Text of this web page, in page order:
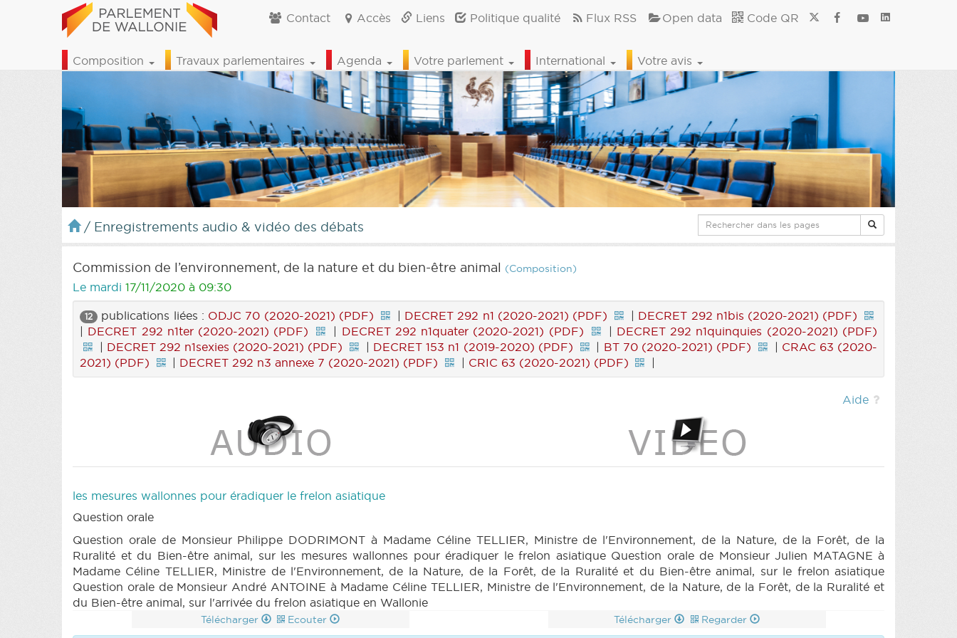
Contact Accès Liens Politique qualité Flux RSS Open data Code QR
Composition Travaux parlementaires Agenda Votre parlement International Votre avis
/ Enregistrements audio & vidéo des débats
Commission de l’environnement, de la nature et du bien-être animal (Composition)
Le mardi 17/11/2020 à 09:30
12 publications liées : ODJC 70 (2020-2021) (PDF) | DECRET 292 n1 (2020-2021) (PDF) | DECRET 292 n1bis (2020-2021) (PDF)
| DECRET 292 n1ter (2020-2021) (PDF) | DECRET 292 n1quater (2020-2021) (PDF) | DECRET 292 n1quinquies (2020-2021) (PDF)
| DECRET 292 n1sexies (2020-2021) (PDF) | DECRET 153 n1 (2019-2020) (PDF) | BT 70 (2020-2021) (PDF) | CRAC 63 (2020-
2021) (PDF)
| DECRET 292 n3 annexe 7 (2020-2021) (PDF) | CRIC 63 (2020-2021) (PDF) |
Aide
les mesures wallonnes pour éradiquer le frelon asiatique
Question orale
Question orale de Monsieur Philippe DODRIMONT à Madame Céline TELLIER, Ministre de l'Environnement, de la Nature, de la Forêt, de la
Ruralité et du Bien-être animal, sur les mesures wallonnes pour éradiquer le frelon asiatique Question orale de Monsieur Julien MATAGNE à
Madame Céline TELLIER, Ministre de l'Environnement, de la Nature, de la Forêt, de la Ruralité et du Bien-être animal, sur le frelon asiatique
Question orale de Monsieur André ANTOINE à Madame Céline TELLIER, Ministre de l'Environnement, de la Nature, de la Forêt, de la Ruralité et
du Bien-être animal, sur l'arrivée du frelon asiatique en Wallonie
Télécharger Ecouter Télécharger Regarder